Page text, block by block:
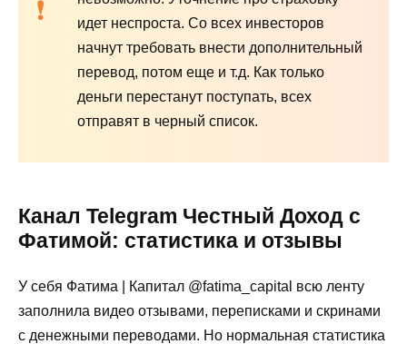
идет неспроста. Со всех инвесторов
начнут требовать внести дополнительный
перевод, потом еще и т.д. Как только
деньги перестанут поступать, всех
отправят в черный список.
Канал Telegram Честный Доход с
Фатимой: статистика и отзывы
У себя Фатима | Капитал @fatima_capital всю ленту
заполнила видео отзывами, переписками и скринами
с денежными переводами. Но нормальная статистика